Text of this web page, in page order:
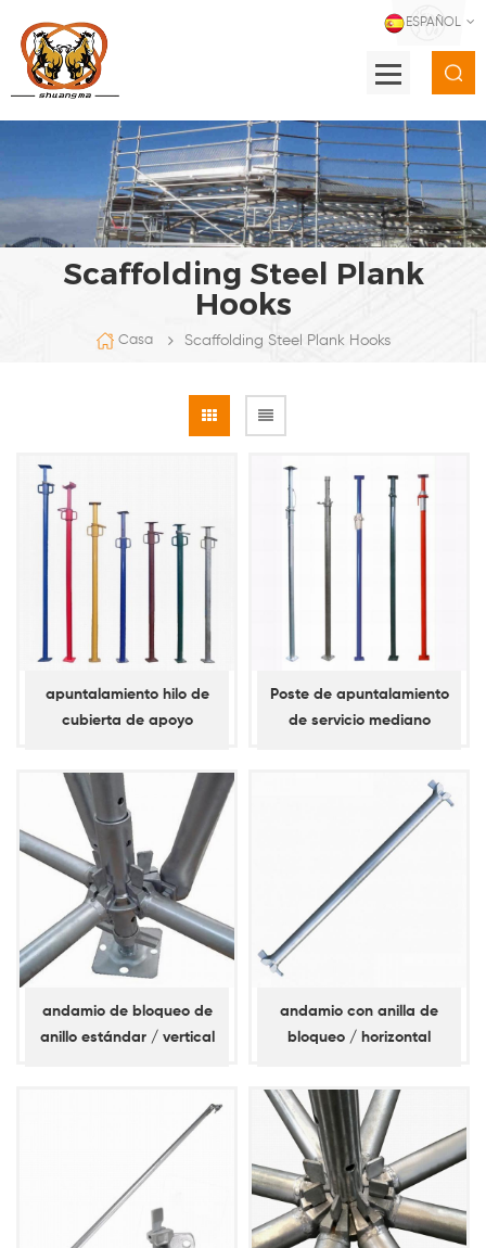
ESPAÑOL
Scaffolding Steel Plank
Hooks
Casa Scaffolding Steel Plank Hooks
apuntalamiento hilo de
cubierta de apoyo
Poste de apuntalamiento
de servicio mediano
andamio de bloqueo de
anillo estándar / vertical
andamio con anilla de
bloqueo / horizontal